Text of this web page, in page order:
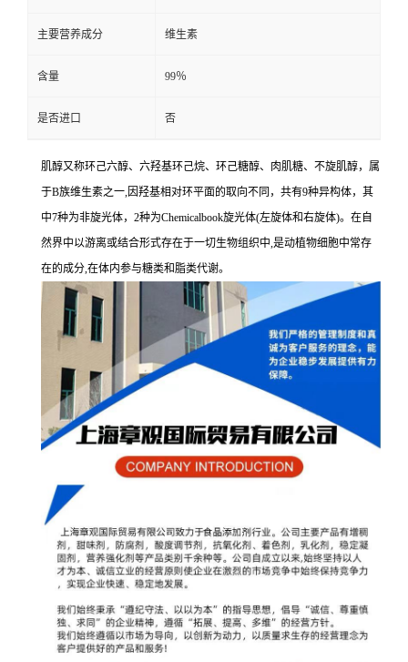
主要营养成分 维生素
含量 99％
是否进口 否
肌醇又称环己六醇、六羟基环己烷、环己糖醇、肉肌糖、不旋肌醇，属
于B族维生素之一,因羟基相对环平面的取向不同，共有9种异构体，其
中7种为非旋光体，2种为Chemicalbook旋光体(左旋体和右旋体)。在自
然界中以游离或结合形式存在于一切生物组织中,是动植物细胞中常存
在的成分,在体内参与糖类和脂类代谢。